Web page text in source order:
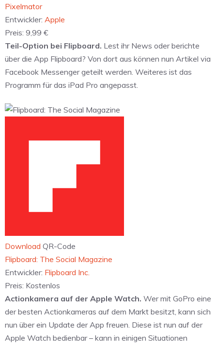
‎Pixelmator
Entwickler: Apple
Preis: 9,99 €
Teil-Option bei Flipboard. Lest ihr News oder berichte
über die App Flipboard? Von dort aus können nun Artikel via
Facebook Messenger geteilt werden. Weiteres ist das
Programm für das iPad Pro angepasst.
Download QR-Code
‎Flipboard: The Social Magazine
Entwickler: Flipboard Inc.
Preis: Kostenlos
Actionkamera auf der Apple Watch. Wer mit GoPro eine
der besten Actionkameras auf dem Markt besitzt, kann sich
nun über ein Update der App freuen. Diese ist nun auf der
Apple Watch bedienbar – kann in einigen Situationen